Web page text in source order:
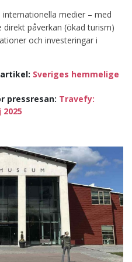
medier – med
påverkan (ökad turism)
och investeringar i
Sveriges hemmelige
pressresan: Travefy: